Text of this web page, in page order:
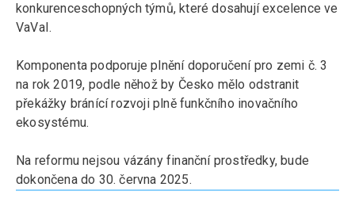
konkurenceschopných týmů, které dosahují excelence ve
VaVaI.
Komponenta podporuje plnění doporučení pro zemi č. 3
na rok 2019, podle něhož by Česko mělo odstranit
překážky bránící rozvoji plně funkčního inovačního
ekosystému.
Na reformu nejsou vázány finanční prostředky, bude
dokončena do 30. června 2025.